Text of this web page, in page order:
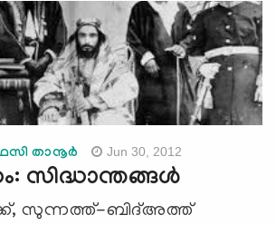
താനൂര്‍ Jun 30, 2012
സിദ്ധാന്തങ്ങള്‍
സുന്നത്ത്-ബിദ്അത്ത്